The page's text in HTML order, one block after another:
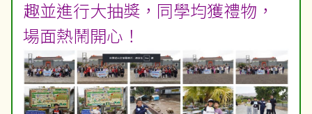
趣並進行大抽獎，同學均獲禮物，
場面熱鬧開心！